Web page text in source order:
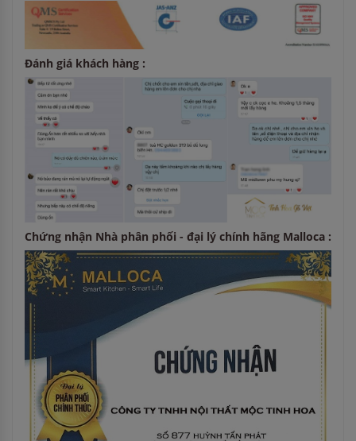
Đánh giá khách hàng :
Chứng nhận Nhà phân phối - đại lý chính hãng Malloca :